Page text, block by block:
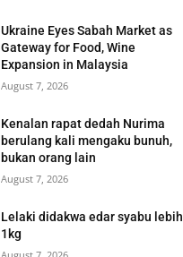
Ukraine Eyes Sabah Market as
Gateway for Food, Wine
Expansion in Malaysia
August 7, 2026
Kenalan rapat dedah Nurima
berulang kali mengaku bunuh,
bukan orang lain
August 7, 2026
Lelaki didakwa edar syabu lebih
1kg